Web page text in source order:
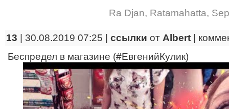
Ra Djan, Ratamahatta,
13 | 30.08.2019 07:25 | ссылки от Albert
Беспредел в магазине (#ЕвгенийКулик)